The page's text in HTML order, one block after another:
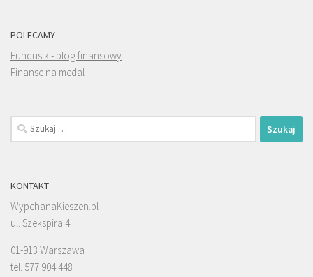
POLECAMY
Fundusik - blog finansowy
Finanse na medal
Szukaj:
KONTAKT
WypchanaKieszen.pl
ul. Szekspira 4
01-913 Warszawa
tel. 577 904 448